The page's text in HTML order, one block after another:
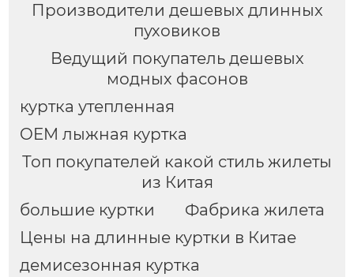
Производители дешевых длинных
пуховиков
Ведущий покупатель дешевых
модных фасонов
куртка утепленная
OEM лыжная куртка
Топ покупателей какой стиль жилеты
из Китая
большие куртки
Фабрика жилета
Цены на длинные куртки в Китае
демисезонная куртка